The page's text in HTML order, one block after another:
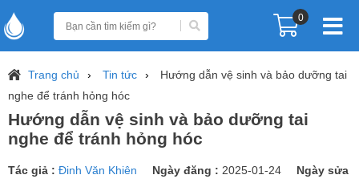
0
Trang chủ Tin tức
Hướng dẫn vệ sinh và bảo dưỡng tai
nghe để tránh hỏng hóc
Hướng dẫn vệ sinh và bảo dưỡng tai
nghe để tránh hỏng hóc
Tác giả : Đinh Văn Khiên Ngày đăng : 2025-01-24
Ngày sửa